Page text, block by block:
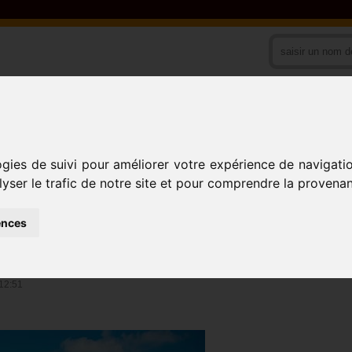
de suivi pour améliorer votre expérience de
le trafic de notre site et pour comprendre la
DE DOUALA V)